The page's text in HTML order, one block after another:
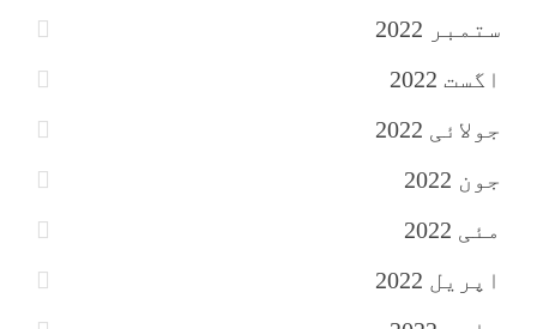
ستمبر 2022
اگست 2022
جولائی 2022
جون 2022
مئی 2022
اپریل 2022